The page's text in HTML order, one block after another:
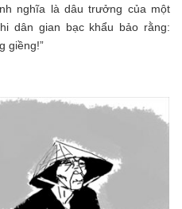
nghĩa là dâu trưởng của một
dân gian bạc khẩu bảo rằng:
giềng!”